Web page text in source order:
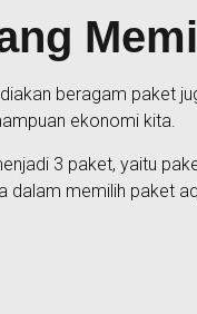
beragam paket
ekonomi kita.
3 paket, yaitu
dalam memilih paket